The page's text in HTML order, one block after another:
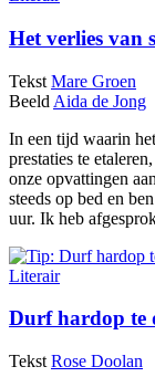
Het verlies van
Tekst Mare Groen
Beeld Aida de Jong
In een tijd waarin
prestaties te
onze opvattingen
steeds op bed en
uur. Ik heb
Literair
Durf hardop te
Tekst Rose Doolan